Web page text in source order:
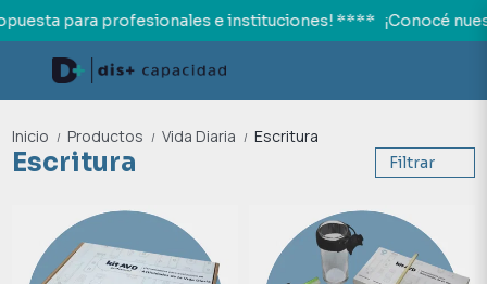
para profesionales e instituciones! **** ¡Conocé
Inicio / Productos / Vida Diaria / Escritura
Escritura Filtrar